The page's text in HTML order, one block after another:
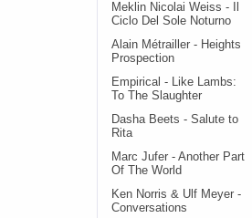
Meklin Nicolai Weiss - Il
Ciclo Del Sole Noturno
Alain Métrailler - Heights
Prospection
Empirical - Like Lambs:
To The Slaughter
Dasha Beets - Salute to
Rita
Marc Jufer - Another Part
Of The World
Ken Norris & Ulf Meyer -
Conversations